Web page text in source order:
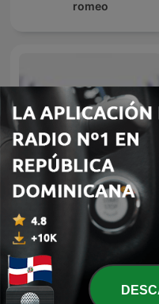
romeo
Texas News